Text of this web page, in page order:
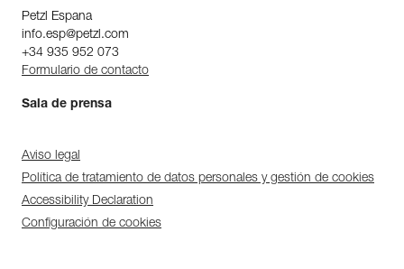
Petzl Espana
info.esp@petzl.com
+34 935 952 073
Formulario de contacto
Sala de prensa
Aviso legal
Política de tratamiento de datos personales y gestión de cookies
Accessibility Declaration
Configuración de cookies